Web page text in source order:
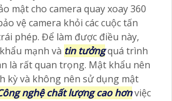
mật cho camera quay xoay 360
vệ camera khỏi các cuộc tấn
phép. Để làm được điều này,
mạnh và tin tưởngquá trình
là rất quan trọng. Mật khẩu nên
kỳ và không nên sử dụng mật
nghệ chất lượng cao hơnviệc